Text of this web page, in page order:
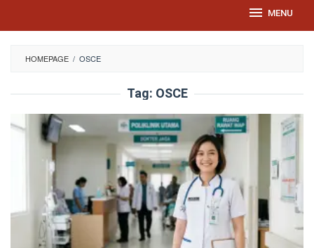
MENU
HOMEPAGE / OSCE
Tag: OSCE